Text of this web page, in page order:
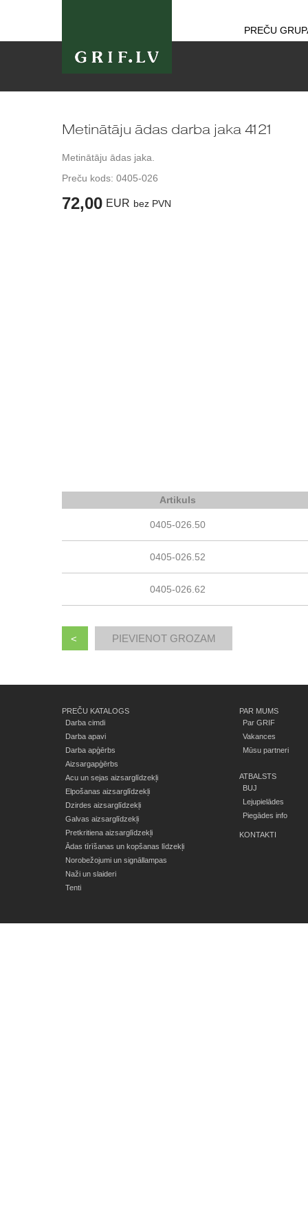
PREČU
Metinātāju ādas darba jaka 4121
Metinātāju ādas jaka.
Preču kods: 0405-026
72,00 EUR bez PVN
Artikuls
0405-026.50
0405-026.52
0405-026.62
<
PREČU KATALOGS
Darba cimdi
Darba apavi
Darba apģērbs
Aizsargapģērbs
Acu un sejas aizsarglīdzekļi
Elpošanas aizsarglīdzekļi
Dzirdes aizsarglīdzekļi
Galvas aizsarglīdzekļi
Pretkritiena aizsarglīdzekļi
Ādas tīrīšanas un kopšanas līdzekļi
Norobežojumi un signāllampas
Naži un slaideri
Tenti
PAR MUMS
Par GRIF
Vakances
Mūsu partneri
ATBALSTS
BUJ
Lejupielādes
Piegādes info
KONTAKTI